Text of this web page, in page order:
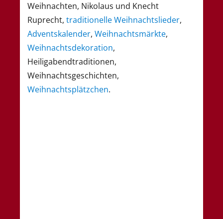
Weihnachten, Nikolaus und Knecht
Ruprecht, traditionelle Weihnachtslieder,
Adventskalender, Weihnachtsmärkte,
Weihnachtsdekoration,
Heiligabendtraditionen,
Weihnachtsgeschichten,
Weihnachtsplätzchen.